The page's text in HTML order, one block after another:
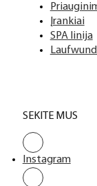
Įrankiai
SPA linija
SEKITE MUS
Instagram